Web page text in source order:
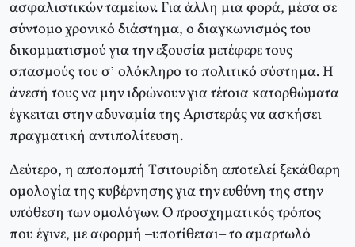
ασφαλιστικών ταμείων. Για άλλη μια φορά, μέσα σε
σύντομο χρονικό διάστημα, ο διαγκωνισμός του
δικομματισμού για την εξουσία μετέφερε τους
σπασμούς του σ’ ολόκληρο το πολιτικό σύστημα. H
άνεσή τους να μην ιδρώνουν για τέτοια κατορθώματα
έγκειται στην αδυναμία της Αριστεράς να ασκήσει
πραγματική αντιπολίτευση.
Δεύτερο, η αποπομπή Tσιτουρίδη αποτελεί ξεκάθαρη
ομολογία της κυβέρνησης για την ευθύνη της στην
υπόθεση των ομολόγων. O προσχηματικός τρόπος
που έγινε, με αφορμή –υποτίθεται– το αμαρτωλό